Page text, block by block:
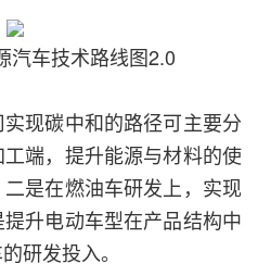
汽车技术路线图2.0
现碳中和的路径可主要分
端，提升能源与材料的使
是在燃油车研发上，实现
升电动车型在产品结构中
研发投入。